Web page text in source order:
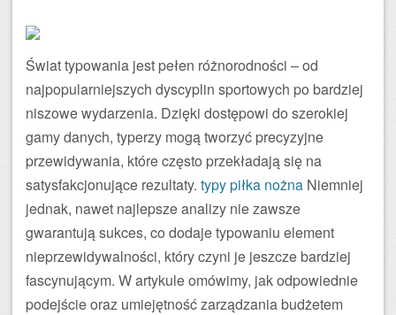
Świat typowania jest pełen różnorodności – od
najpopularniejszych dyscyplin sportowych po bardziej
niszowe wydarzenia. Dzięki dostępowi do szerokiej
gamy danych, typerzy mogą tworzyć precyzyjne
przewidywania, które często przekładają się na
satysfakcjonujące rezultaty. typy piłka nożna Niemniej
jednak, nawet najlepsze analizy nie zawsze
gwarantują sukces, co dodaje typowaniu element
nieprzewidywalności, który czyni je jeszcze bardziej
fascynującym. W artykule omówimy, jak odpowiednie
podejście oraz umiejętność zarządzania budżetem